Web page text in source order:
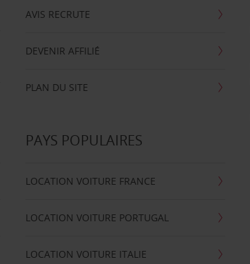
AVIS RECRUTE
DEVENIR AFFILIÉ
PLAN DU SITE
PAYS POPULAIRES
LOCATION VOITURE FRANCE
LOCATION VOITURE PORTUGAL
LOCATION VOITURE ITALIE